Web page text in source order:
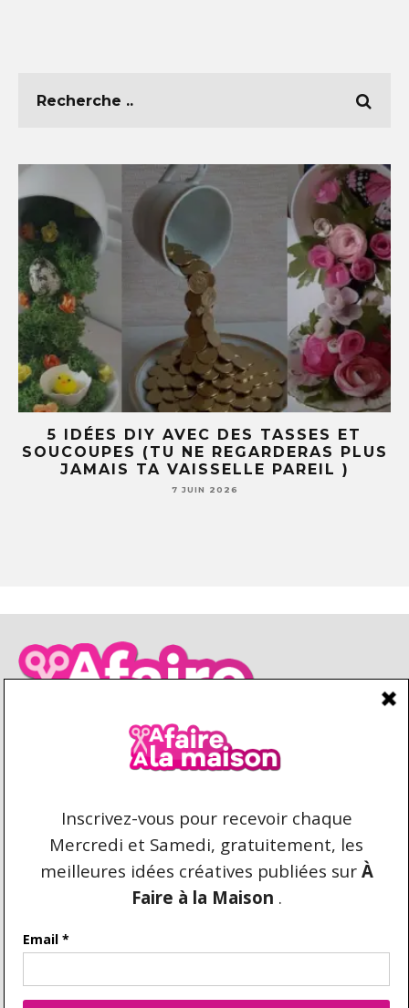
5 IDÉES DIY AVEC DES TASSES ET
SOUCOUPES (TU NE REGARDERAS PLUS
JAMAIS TA VAISSELLE PAREIL )
7 JUIN 2026
CONDITIONS D’UTILISATION CONTACT
REPRODUCTION ET DROIT D'AUTEUR
AFAIREALAMAISON.COM © 2021 TOUS DROITS
RÉSERVÉS. AUCUNE COPIE DU CONTENU N'EST
AUTORISÉE